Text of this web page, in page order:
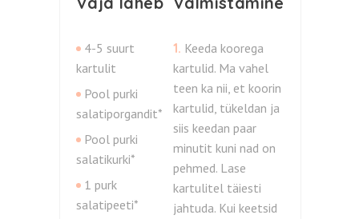
4-5 suurt
kartulit
Pool purki
salatiporgandit*
Pool purki
salatikurki*
1 purk
salatipeeti*
1. Keeda koorega
kartulid. Ma vahel
teen ka nii, et koorin
kartulid, tükeldan ja
siis keedan paar
minutit kuni nad on
pehmed. Lase
kartulitel täiesti
jahtuda. Kui keetsid